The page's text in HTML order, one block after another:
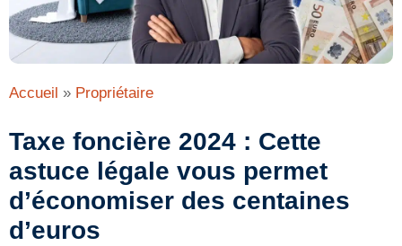
Accueil » Propriétaire
Taxe foncière 2024 : Cette
astuce légale vous permet
d’économiser des centaines
d’euros